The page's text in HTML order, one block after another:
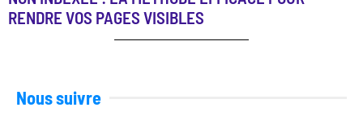
RENDRE VOS PAGES VISIBLES
Nous suivre